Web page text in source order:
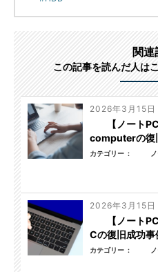
関連
この記事を読んだ人は
2026年3月15日
【ノート
computerの復
カテゴリー
2026年3月15日
【ノート
Cの復旧成功事
カテゴリー